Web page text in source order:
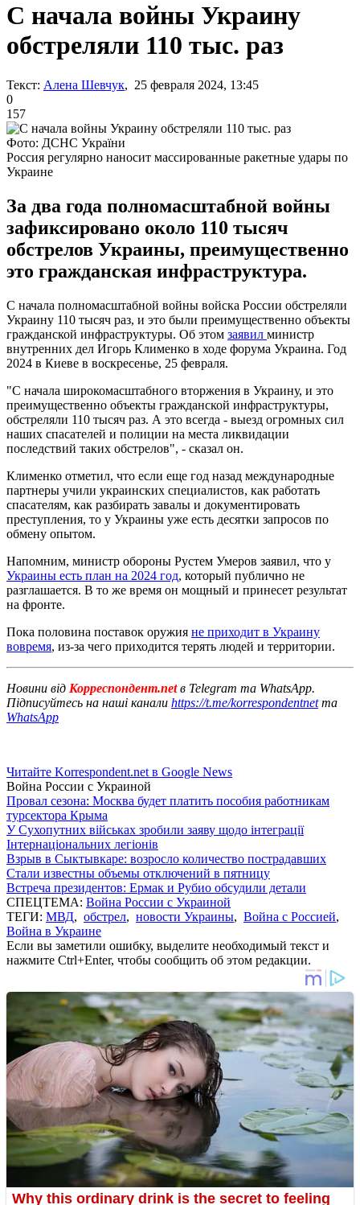
С начала войны Украину
обстреляли 110 тыс. раз
Текст: Алена Шевчук, 25 февраля 2024, 13:45
0
157
Фото: ДСНС України
Россия регулярно наносит массированные ракетные удары по
Украине
За два года полномасштабной войны
зафиксировано около 110 тысяч
обстрелов Украины, преимущественно
это гражданская инфраструктура.
С начала полномасштабной войны войска России обстреляли
Украину 110 тысяч раз, и это были преимущественно объекты
гражданской инфраструктуры. Об этом заявил министр
внутренних дел Игорь Клименко в ходе форума Украина. Год
2024 в Киеве в воскресенье, 25 февраля.
"С начала широкомасштабного вторжения в Украину, и это
преимущественно объекты гражданской инфраструктуры,
обстреляли 110 тысяч раз. А это всегда - выезд огромных сил
наших спасателей и полиции на места ликвидации
последствий таких обстрелов", - сказал он.
Клименко отметил, что если еще год назад международные
партнеры учили украинских специалистов, как работать
спасателям, как разбирать завалы и документировать
преступления, то у Украины уже есть десятки запросов по
обмену опытом.
Напомним, министр обороны Рустем Умеров заявил, что у
Украины есть план на 2024 год, который публично не
разглашается. В то же время он мощный и принесет результат
на фронте.
Пока половина поставок оружия не приходит в Украину
вовремя, из-за чего приходится терять людей и территории.
Новини від Корреспондент.netв Telegram та WhatsApp.
Підписуйтесь на наші канали https://t.me/korrespondentnetта
WhatsApp
Читайте Korrespondent.net в Google News
Война России с Украиной
Провал сезона: Москва будет платить пособия работникам
турсектора Крыма
У Сухопутних військах зробили заяву щодо інтеграції
Інтернаціональних легіонів
Взрыв в Сыктывкаре: возросло количество пострадавших
Стали известны объемы отключений в пятницу
Встреча президентов: Ермак и Рубио обсудили детали
СПЕЦТЕМА: Война России с Украиной
ТЕГИ: МВД, обстрел, новости Украины, Война с Россией,
Война в Украине
Если вы заметили ошибку, выделите необходимый текст и
нажмите Ctrl+Enter, чтобы сообщить об этом редакции.